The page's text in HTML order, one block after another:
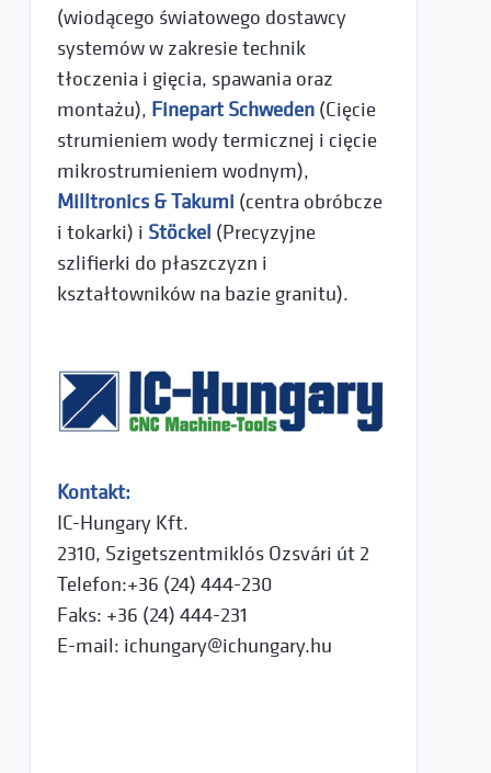
(wiodącego światowego dostawcy
systemów w zakresie technik
tłoczenia i gięcia, spawania oraz
montażu), Finepart Schweden (Cięcie
strumieniem wody termicznej i cięcie
mikrostrumieniem wodnym),
Milltronics & Takumi (centra obróbcze
i tokarki) i Stöckel (Precyzyjne
szlifierki do płaszczyzn i
kształtowników na bazie granitu).
Kontakt:
IC-Hungary Kft.
2310, Szigetszentmiklós Ozsvári út 2
Telefon:+36 (24) 444-230
Faks: +36 (24) 444-231
E-mail: ichungary@ichungary.hu